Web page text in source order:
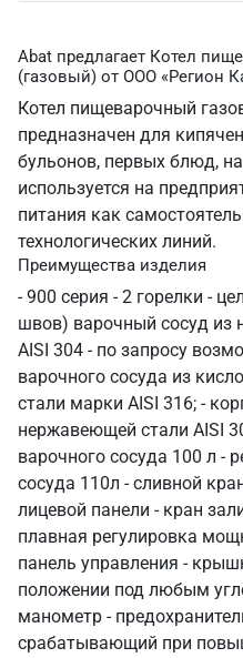
Abat предлагает Котел
(газовый) от ООО «Регион
Котел пищеварочный
предназначен для
бульонов, первых блюд,
используется на
питания как
технологических линий.
Преимущества изделия
- 900 серия - 2 горелки -
швов) варочный сосуд из
AISI 304 - по запросу
варочного сосуда из
стали марки AISI 316; -
нержавеющей стали AISI
варочного сосуда 100 л -
сосуда 110л - сливной
лицевой панели - кран
плавная регулировка
панель управления -
положении под любым
манометр -
срабатывающий при